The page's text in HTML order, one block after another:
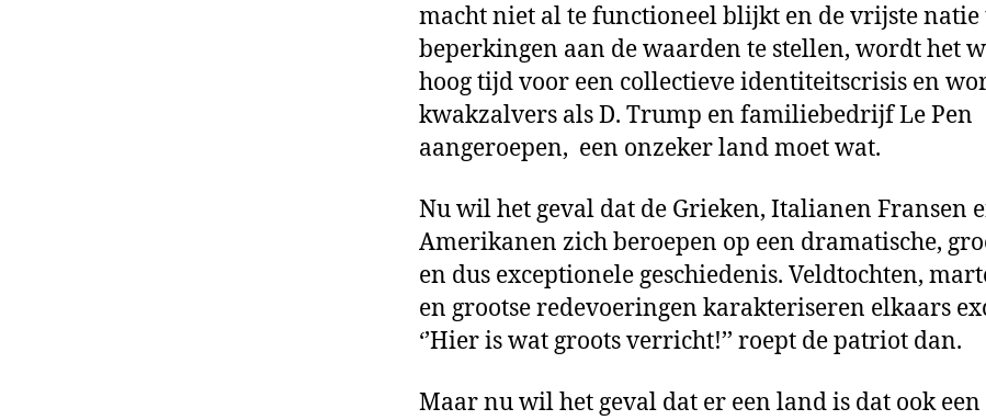
macht niet al te functioneel blijkt en de vrijste natie
beperkingen aan de waarden te stellen, wordt het
hoog tijd voor een collectieve identiteitscrisis en
kwakzalvers als D. Trump en familiebedrijf Le Pen
aangeroepen, een onzeker land moet wat.
Nu wil het geval dat de Grieken, Italianen Fransen
Amerikanen zich beroepen op een dramatische,
en dus exceptionele geschiedenis. Veldtochten,
en grootse redevoeringen karakteriseren elkaars
‘’Hier is wat groots verricht!’’ roept de patriot dan.
Maar nu wil het geval dat er een land is dat ook een